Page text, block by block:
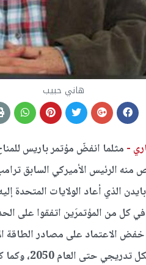
هاني حبيب
- مثلما انفضّ مؤتمر باريس
منه الرئيس الأميركي السابق
الذي أعاد الولايات المتحدة
في كل من المؤتمرَين اتفقوا على
الاعتماد على مصادر الطاقة
واستبدال ذلك